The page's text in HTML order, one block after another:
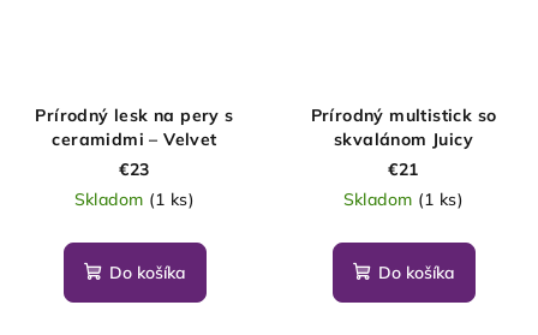
Prírodný lesk na pery s
ceramidmi – Velvet
€23
Skladom (1 ks)
Do košíka
Prírodný multistick so
skvalánom Juicy
€21
Skladom (1 ks)
Do košíka